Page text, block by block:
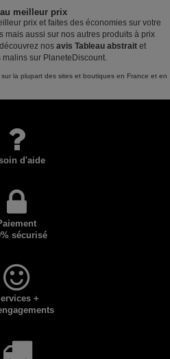
meilleur prix
prix et faites des économies sur votre
mais aussi sur nos autres produits à prix
nos avis Tableau abstrait et
sur PlaneteDiscount.
la plupart des sites et boutiques en France et en
d'aide
sécurisé
+